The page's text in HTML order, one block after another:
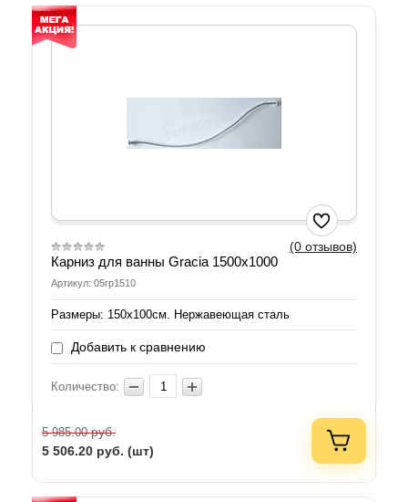
(0 отзывов)
Карниз для ванны Gracia 1500х1000
Артикул: 05гр1510
Размеры: 150х100см. Нержавеющая сталь
Добавить к сравнению
Количество:
5 985.00руб.
5 506.20 руб. (шт)